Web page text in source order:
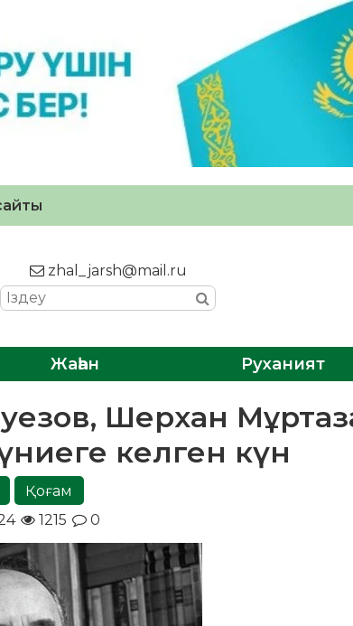
zhal_jarsh@mail.ru
Жаһан Руханият
Шерхан
келген күн
Қоғам
1215 0